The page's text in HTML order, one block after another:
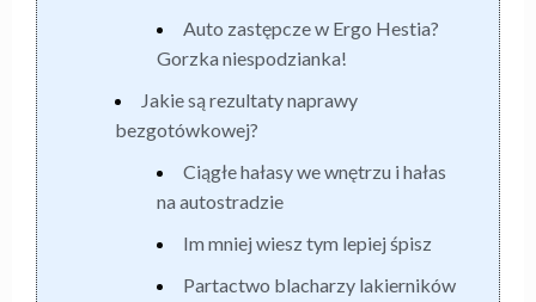
Auto zastępcze w Ergo Hestia?
Gorzka niespodzianka!
Jakie są rezultaty naprawy
bezgotówkowej?
Ciągłe hałasy we wnętrzu i hałas
na autostradzie
Im mniej wiesz tym lepiej śpisz
Partactwo blacharzy lakierników